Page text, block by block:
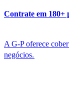
Contrate em 180+
A G-P oferece
negócios.​​